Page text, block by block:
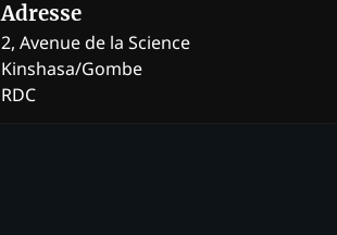
Adresse
2, Avenue de la Science
Kinshasa/Gombe
RDC